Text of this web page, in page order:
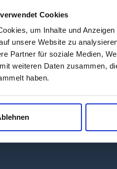
Cookies
um Inhalte und
unsere Website zu
Partner für soziale Medien,
weiteren Daten zusammen,
haben.
Neubrandenburg ist
größte See Italiens, jener
gehört die ebenso